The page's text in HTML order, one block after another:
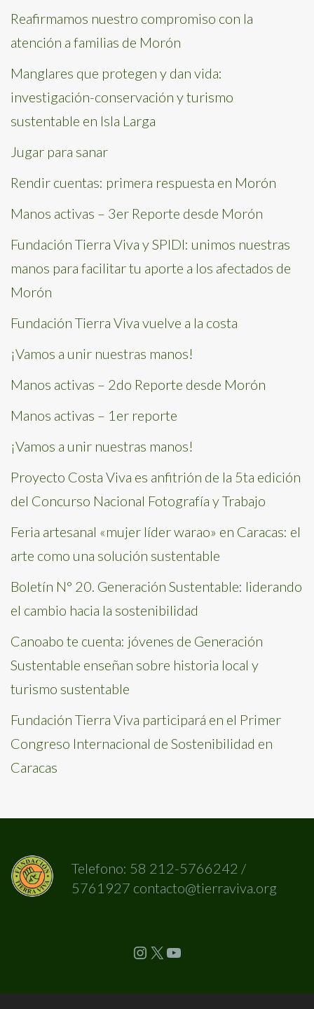
Reafirmamos nuestro compromiso con la
atención a familias de Morón
Manglares que protegen y dan vida:
investigación-conservación y turismo
sustentable en Isla Larga
Jugar para sanar
Rendir cuentas: primera respuesta en Morón
Manos activas – 3er Reporte desde Morón
Fundación Tierra Viva y SPIDI: unimos nuestras
manos para facilitar tu aporte a los afectados de
Morón
Fundación Tierra Viva vuelve a la costa
¡Vamos a unir nuestras manos!
Manos activas – 2do Reporte desde Morón
Manos activas – 1er reporte
¡Vamos a unir nuestras manos!
Proyecto Costa Viva es anfitrión de la 5ta edición
del Concurso Nacional Fotografía y Trabajo
Feria artesanal «mujer líder warao» en Caracas: el
arte como una solución sustentable
Boletín N° 20. Generación Sustentable: liderando
el cambio hacia la sostenibilidad
Canoabo te cuenta: jóvenes de Generación
Sustentable enseñan sobre historia local y
turismo sustentable
Fundación Tierra Viva participará en el Primer
Congreso Internacional de Sostenibilidad en
Caracas
Telefono: 58 212-5766242 /
5761927 contacto@tierraviva.org
Instagram X YouTube